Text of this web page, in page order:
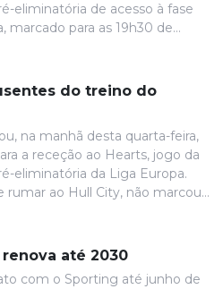
eliminatória de acesso à fase
marcado para as 19h30 de
do treino do
na manhã desta quarta-feira,
a receção ao Hearts, jogo da
eliminatória da Liga Europa.
rumar ao Hull City, não marcou
águias. Aursnes, com uma
juntando-se a Wynder e
até 2030
com o Sporting até junho de